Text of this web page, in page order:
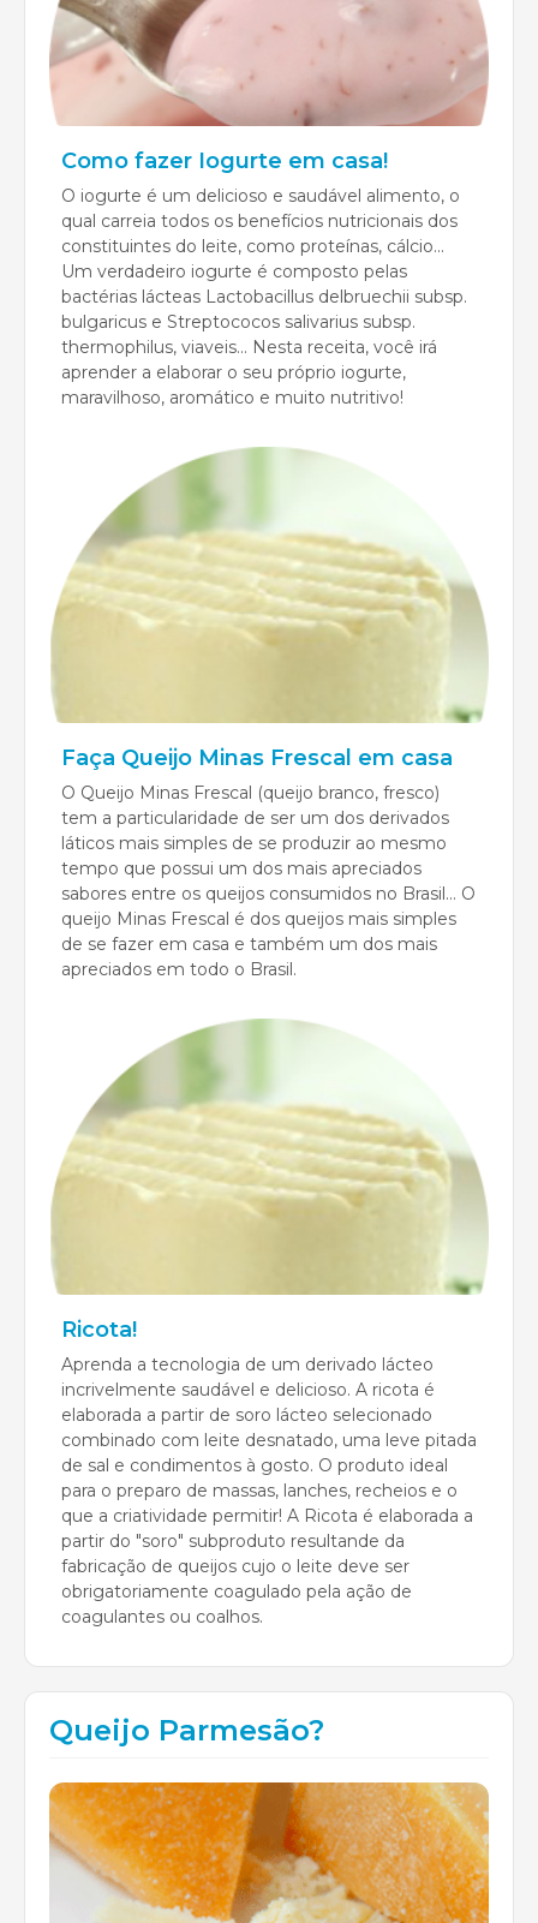
Como fazer Iogurte em casa!
O iogurte é um delicioso e saudável alimento, o
qual carreia todos os benefícios nutricionais dos
constituintes do leite, como proteínas, cálcio...
Um verdadeiro iogurte é composto pelas
bactérias lácteas Lactobacillus delbruechii subsp.
bulgaricus e Streptococos salivarius subsp.
thermophilus, viaveis... Nesta receita, você irá
aprender a elaborar o seu próprio iogurte,
maravilhoso, aromático e muito nutritivo!
Faça Queijo Minas Frescal em casa
O Queijo Minas Frescal (queijo branco, fresco)
tem a particularidade de ser um dos derivados
láticos mais simples de se produzir ao mesmo
tempo que possui um dos mais apreciados
sabores entre os queijos consumidos no Brasil... O
queijo Minas Frescal é dos queijos mais simples
de se fazer em casa e também um dos mais
apreciados em todo o Brasil.
Ricota!
Aprenda a tecnologia de um derivado lácteo
incrivelmente saudável e delicioso. A ricota é
elaborada a partir de soro lácteo selecionado
combinado com leite desnatado, uma leve pitada
de sal e condimentos à gosto. O produto ideal
para o preparo de massas, lanches, recheios e o
que a criatividade permitir! A Ricota é elaborada a
partir do "soro" subproduto resultande da
fabricação de queijos cujo o leite deve ser
obrigatoriamente coagulado pela ação de
coagulantes ou coalhos.
Queijo Parmesão?